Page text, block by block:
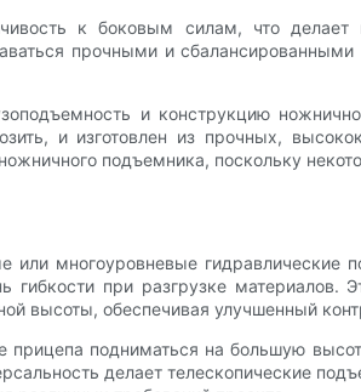
к боковым силам, что
прочными и
и конструкцию
и изготовлен из прочных,
подъемника, поскольку
или многоуровневые гидравлические
при разгрузке
высоты, обеспечивая улучшенный
прицепа подниматься на большую
делает телескопические